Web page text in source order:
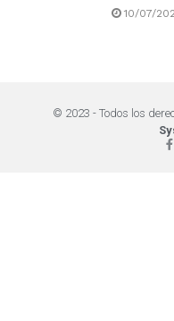
10/07/
© 2023 - Todos los